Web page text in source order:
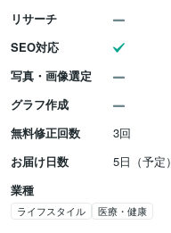
リサーチ
SEO対応
写真・画像選定
グラフ作成
無料修正回数
3回
お届け日数
5日（予定）
業種
ライフスタイル 医療・健康